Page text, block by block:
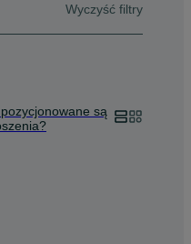
Wyczyść filtry
są